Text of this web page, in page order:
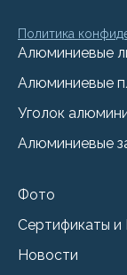
Политика
Алюминиевые
Алюминиевые
Уголок
Алюминиевые
Фото
Сертификаты
Новости